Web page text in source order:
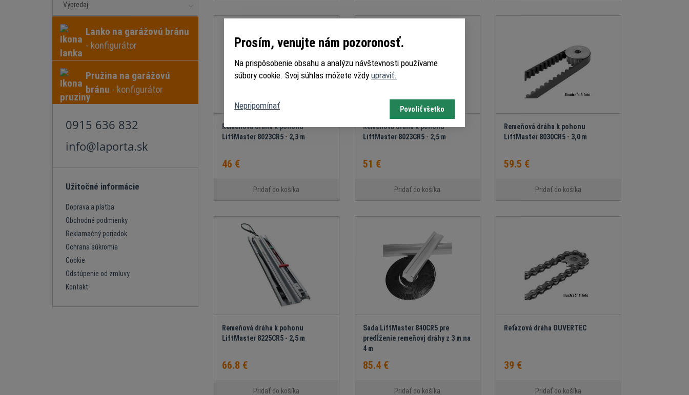
Výpredaj
Lanko na garážovú bránu
- konfigurátor
Pružina na garážovú
bránu - konfigurátor
0915 636 832
info@laporta.sk
Užitočné informácie
Doprava a platba
Obchodné podmienky
Reklamačný poriadok
Ochrana súkromia
Cookie
Odstúpenie od zmluvy
Kontakt
Remeňová dráha k pohonu
LiftMaster 8023CR5 - 2,3 m
46 €
Pridať do košíka
Remeňová dráha k pohonu
LiftMaster 8023CR5 - 2,5 m
51 €
Pridať do košíka
Remeňová dráha k pohonu
LiftMaster 8030CR5 - 3,0 m
59.5 €
Pridať do košíka
Remeňová dráha k pohonu
LiftMaster 8225CR5 - 2,5 m
66.8 €
Pridať do košíka
Sada LiftMaster 840CR5 pre
predĺženie remeňovj dráhy z 3 m na
4 m
85.4 €
Pridať do košíka
Reťazová dráha OUVERTEC
39 €
Pridať do košíka
Prosím, venujte nám pozoronosť.
Na prispôsobenie obsahu a analýzu návštevnosti používame
súbory cookie. Svoj súhlas môžete vždy upraviť.
Nepripomínať Povoliť všetko